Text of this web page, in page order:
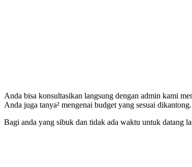
Anda bisa konsultasikan langsung dengan admin kami
Anda juga tanya² mengenai budget yang sesuai dikantong.
Bagi anda yang sibuk dan tidak ada waktu untuk datang